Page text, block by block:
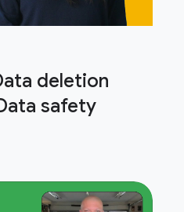
deletion
safety